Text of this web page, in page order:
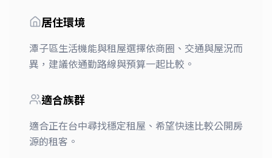
居住環境
潭子區生活機能與租屋選擇依商圈、交通與屋況而
異，建議依通勤路線與預算一起比較。
適合族群
適合正在台中尋找穩定租屋、希望快速比較公開房
源的租客。